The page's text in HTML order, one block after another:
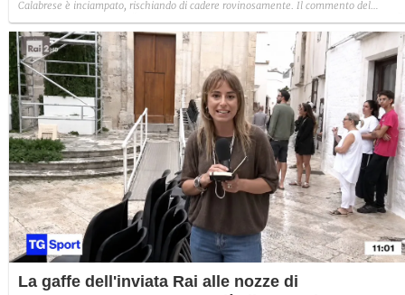
Calabrese è inciampato, rischiando di cadere rovinosamente. Il commento del
La gaffe dell'inviata Rai alle nozze di